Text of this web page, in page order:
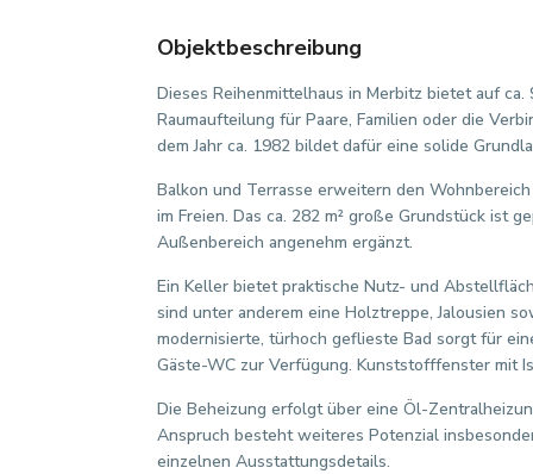
Objektbeschreibung
Dieses Reihenmittelhaus in Merbitz bietet auf
Raumaufteilung für Paare, Familien oder die
dem Jahr ca. 1982 bildet dafür eine solide
Balkon und Terrasse erweitern den
im Freien. Das ca. 282 m² große Grundstück ist
Außenbereich angenehm ergänzt.
Ein Keller bietet praktische Nutz- und
sind unter anderem eine Holztreppe, Jalousien
modernisierte, türhoch geflieste Bad sorgt für
Gäste-WC zur Verfügung. Kunststofffenster mit
Die Beheizung erfolgt über eine Öl-
Anspruch besteht weiteres Potenzial
einzelnen Ausstattungsdetails.